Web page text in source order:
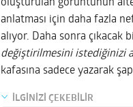
oluşturulan görüntünün
anlatması için daha fazla
alıyor. Daha sonra çıkacak
değiştirilmesini istediğinizi
kafasına sadece yazarak
İLGİNİZİ ÇEKEBİLİR